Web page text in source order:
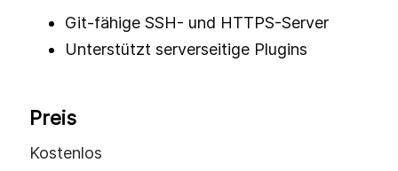
Git-fähige SSH- und HTTPS-Server
Unterstützt serverseitige Plugins
Preis
Kostenlos